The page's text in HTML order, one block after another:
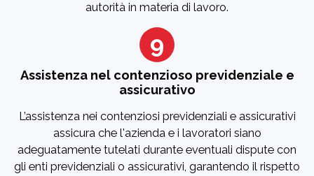
autorità in materia di lavoro.
9
Assistenza nel contenzioso previdenziale e
assicurativo
L’assistenza nei contenziosi previdenziali e assicurativi
assicura che l'azienda e i lavoratori siano
adeguatamente tutelati durante eventuali dispute con
gli enti previdenziali o assicurativi, garantendo il rispetto